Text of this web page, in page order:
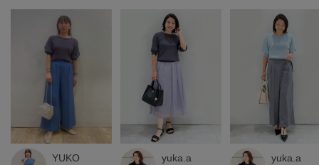
YUKO yuka.a yuka.a